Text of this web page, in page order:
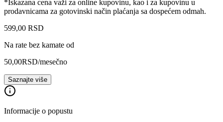
*Iskazana cena važi za online kupovinu, kao i za kupovinu u
prodavnicama za gotovinski način plaćanja sa dospećem odmah.
599,00 RSD
Na rate bez kamate od
50,00RSD/mesečno
Saznajte više
Informacije o popustu